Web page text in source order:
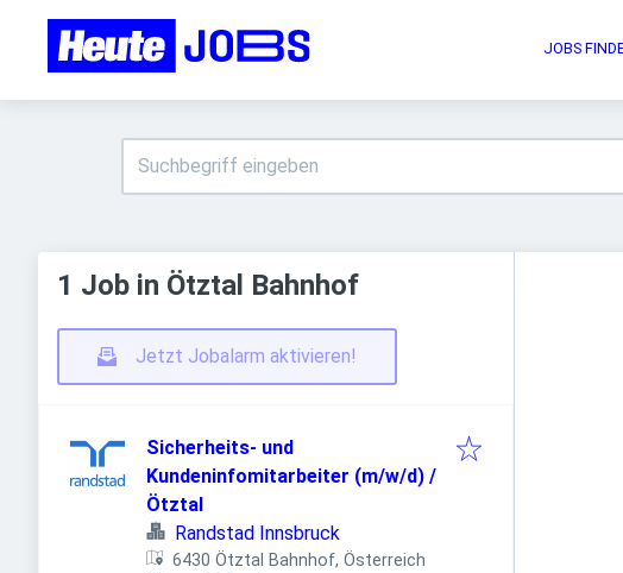
JOBS
1 Job in Ötztal Bahnhof
Jetzt Jobalarm aktivieren!
Sicherheits- und
Kundeninfomitarbeiter (m/w/d) /
Ötztal
Randstad Innsbruck
6430 Ötztal Bahnhof, Österreich